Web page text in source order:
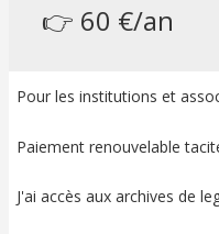
👉 60 €/an
Pour les institutions et
Paiement renouvelable
J'ai accès aux archives de